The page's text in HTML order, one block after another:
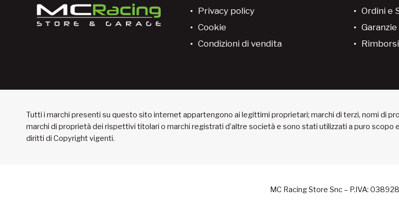
Privacy policy
Cookie
Condizioni di vendita
Ordini e
Garanzie
Tutti i marchi presenti su questo sito internet appartengono ai legittimi proprietari; marchi di terzi, nomi di
marchi di proprietà dei rispettivi titolari o marchi registrati d’altre società e sono stati utilizzati a puro
diritti di Copyright vigenti.
MC Racing Store Snc – P.IVA: